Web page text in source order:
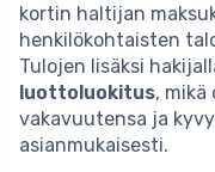
kortin haltijan
henkilökohtaisten
Tulojen lisäksi
luottoluokitus,
vakavuutensa ja
asianmukaisesti.